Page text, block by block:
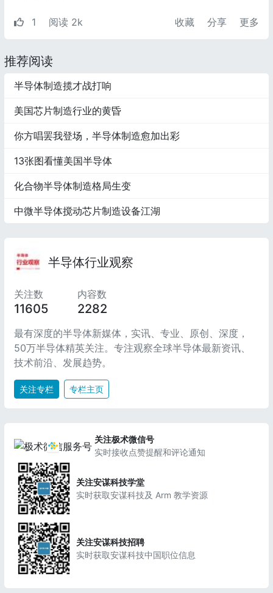
1 阅读 2k 收藏 分享 更多
推荐阅读
半导体制造揽才战打响
美国芯片制造行业的黄昏
你方唱罢我登场，半导体制造愈加出彩
13张图看懂美国半导体
化合物半导体制造格局生变
中微半导体搅动芯片制造设备江湖
半导体行业观察
关注数
11605
内容数
2282
最有深度的半导体新媒体，实讯、专业、原创、深度，
50万半导体精英关注。专注观察全球半导体最新资讯、
技术前沿、发展趋势。
关注专栏 专栏主页
关注极术微信号
实时接收点赞提醒和评论通知
关注安谋科技学堂
实时获取安谋科技及 Arm 教学资源
关注安谋科技招聘
实时获取安谋科技中国职位信息